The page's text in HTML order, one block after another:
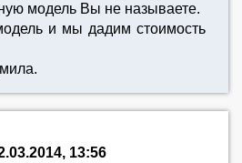
модель Вы не называете.
и мы дадим стоимость
13:56